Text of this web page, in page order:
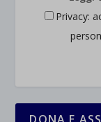
Privacy: